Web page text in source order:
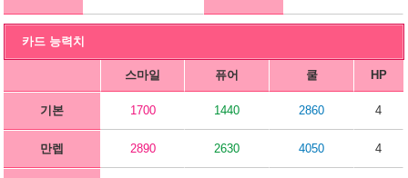
카드 능력치
스마일 퓨어 쿨 HP
기본 1700 1440 2860 4
만렙 2890 2630 4050 4